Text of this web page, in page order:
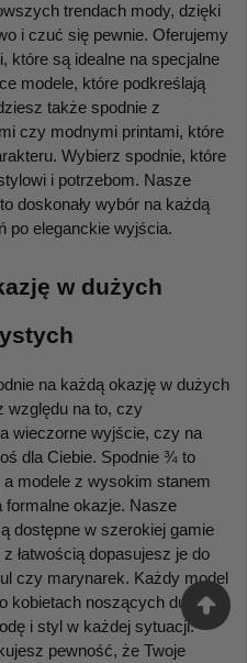
trendach mody, dzięki
i czuć się pewnie. Oferujemy
które są idealne na specjalne
modele, które podkreślają
także spodnie z
czy modnymi printami, które
Wybierz spodnie, które
i potrzebom. Nasze
doskonały wybór na każdą
po eleganckie wyjścia.
w dużych
na każdą okazję w dużych
względu na to, czy
wieczorne wyjście, czy na
dla Ciebie. Spodnie ¾ to
a modele z wysokim stanem
formalne okazje. Nasze
dostępne w szerokiej gamie
łatwością dopasujesz je do
czy marynarek. Każdy model
kobietach noszących duże
i styl w każdej sytuacji.
pewność, że Twoje